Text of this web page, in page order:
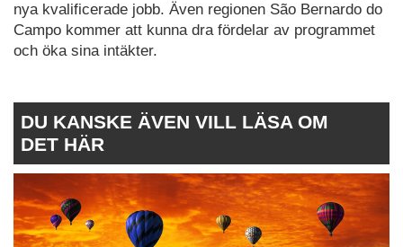
nya kvalificerade jobb. Även regionen São Bernardo do
Campo kommer att kunna dra fördelar av programmet
och öka sina intäkter.
DU KANSKE ÄVEN VILL LÄSA OM
DET HÄR